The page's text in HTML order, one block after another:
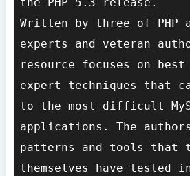
Written by three of PHP
experts and veteran
resource focuses on
expert techniques that
to the most difficult
applications. The
patterns and tools that
themselves have tested